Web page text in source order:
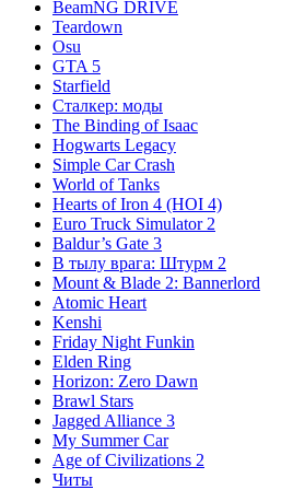
BeamNG DRIVE
Teardown
Osu
GTA 5
Starfield
Сталкер: моды
The Binding of Isaac
Hogwarts Legacy
Simple Car Crash
World of Tanks
Hearts of Iron 4 (HOI 4)
Euro Truck Simulator 2
Baldur’s Gate 3
В тылу врага: Штурм 2
Mount & Blade 2: Bannerlord
Atomic Heart
Kenshi
Friday Night Funkin
Elden Ring
Horizon: Zero Dawn
Brawl Stars
Jagged Alliance 3
My Summer Car
Age of Civilizations 2
Читы